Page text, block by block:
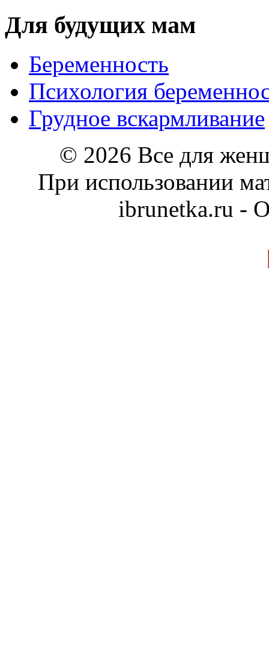
Для будущих мам
Беременность
Психология
Грудное вскармливание
© 2026 Все для
При использовании
ibrunetka.ru